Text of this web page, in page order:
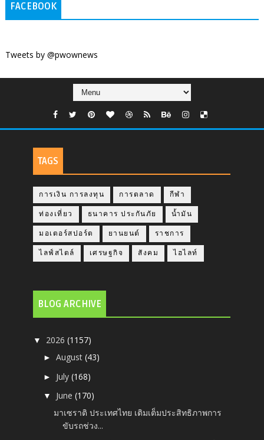
FACEBOOK
Tweets by @pwownews
TAGS
การเงิน การลงทุน การตลาด กีฬา
ท่องเที่ยว ธนาคาร ประกันภัย น้ำมัน
มอเตอร์สปอร์ต ยานยนต์ ราชการ
ไลฟ์สไตล์ เศรษฐกิจ สังคม ไฮไลท์
BLOG ARCHIVE
▼ 2026(1157)
►August(43)
► July(168)
▼ June(170)
มาเซราติ ประเทศไทย เติมเต็มประสิทธิภาพการ
ขับรถช่วง...